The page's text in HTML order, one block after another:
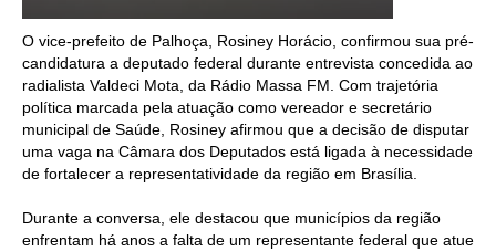
O vice-prefeito de Palhoça, Rosiney Horácio, confirmou sua pré-
candidatura a deputado federal durante entrevista concedida ao
radialista Valdeci Mota, da Rádio Massa FM. Com trajetória
política marcada pela atuação como vereador e secretário
municipal de Saúde, Rosiney afirmou que a decisão de disputar
uma vaga na Câmara dos Deputados está ligada à necessidade
de fortalecer a representatividade da região em Brasília.
Durante a conversa, ele destacou que municípios da região
enfrentam há anos a falta de um representante federal que atue